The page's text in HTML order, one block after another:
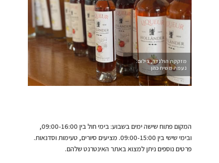
מזקקת הולנדר, צילום:
נעמה משיח כהן
המקום פתוח שישה ימים בשבוע: בימי חול בין 09:00-16:00,
ובימי שישי בין 09:00-15:00. מציעים סיורים, טעימות וסדנאות.
פרטים נוספים ניתן למצוא באתר האינטרנט שלהם.